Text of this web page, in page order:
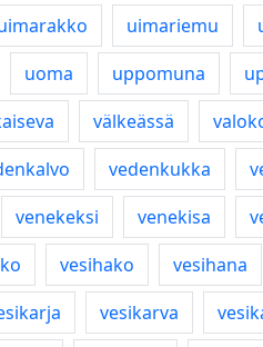
uimariemu
uoma uppomuna
välkeässä
vedenkukka
venekeksi venekisa
vesihako vesihana
vesikarva